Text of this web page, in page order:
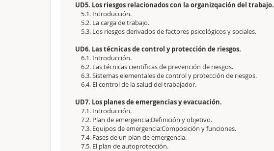
UD5. Los riesgos relacionados con la organizqación del trabajo.
5.1. Introducción.
5.2. La carga de trabajo.
5.3. Los riesgos derivados de factores psicológicos y sociales.
UD6. Las técnicas de control y protección de riesgos.
6.1. Introducción.
6.2. Las técnicas científicas de prevención de riesgos.
6.3. Sistemas elementales de control y protección de riesgos.
6.4. El control de la salud del trabajador.
UD7. Los planes de emergencias y evacuación.
7.1. Introducción.
7.2. Plan de emergencia:Definición y objetivo.
7.3. Equipos de emergencia:Composición y funciones.
7.4. Fases de un plan de emergencia.
7.5. El plan de autoprotección.